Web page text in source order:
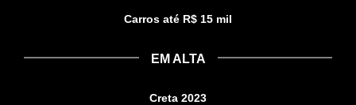
Carros até R$ 15 mil
EM ALTA
Creta 2023